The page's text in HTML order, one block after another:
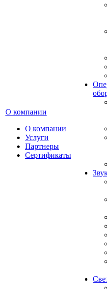
О компании
О компании
Услуги
Партнеры
Сертификаты